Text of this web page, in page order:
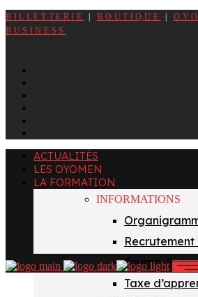
BILLETTERIE |BOUTIQUE |
BUSINESS
ACTUALITÉS
LES OYOMEN
LA FORMATION
INFORMATIONS
Recrutement
Tournoi
Taxe